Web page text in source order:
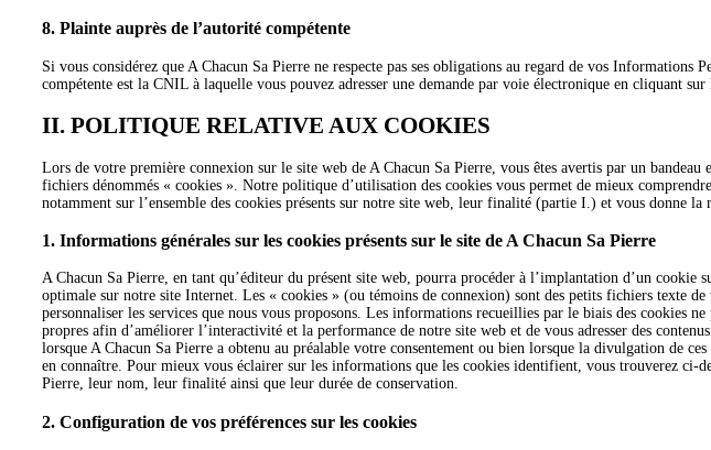
8. Plainte auprès de l’autorité compétente
Si vous considérez que A Chacun Sa Pierre ne respecte pas ses obligations au regard de vos
compétente est la CNIL à laquelle vous pouvez adresser une demande par voie électronique en cliquant
II. POLITIQUE RELATIVE AUX COOKIES
Lors de votre première connexion sur le site web de A Chacun Sa Pierre, vous êtes avertis par un
fichiers dénommés « cookies ». Notre politique d’utilisation des cookies vous permet de mieux
notamment sur l’ensemble des cookies présents sur notre site web, leur finalité (partie I.) et vous donne
1. Informations générales sur les cookies présents sur le site de A Chacun Sa Pierre
A Chacun Sa Pierre, en tant qu’éditeur du présent site web, pourra procéder à l’implantation d’un
optimale sur notre site Internet. Les « cookies » (ou témoins de connexion) sont des petits fichiers texte
personnaliser les services que nous vous proposons. Les informations recueillies par le biais des cookies
propres afin d’améliorer l’interactivité et la performance de notre site web et de vous adresser des
lorsque A Chacun Sa Pierre a obtenu au préalable votre consentement ou bien lorsque la divulgation de
en connaître. Pour mieux vous éclairer sur les informations que les cookies identifient, vous trouverez ci-
Pierre, leur nom, leur finalité ainsi que leur durée de conservation.
2. Configuration de vos préférences sur les cookies